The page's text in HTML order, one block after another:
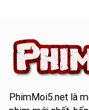
PhimMoi5.netlà